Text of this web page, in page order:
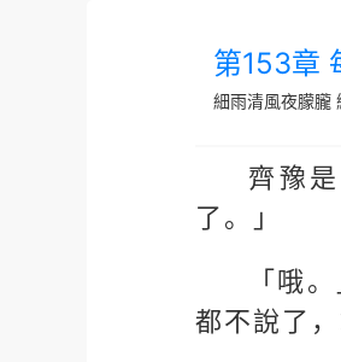
第153章
細雨清風夜朦朧
齊豫
了。」
「哦
都不說了